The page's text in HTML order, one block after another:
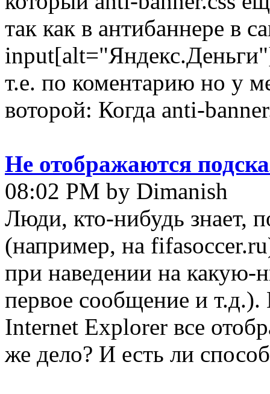
так как в антибаннере в
т.е. по коментарию но у
воторой: Когда anti-
Не отображаются
08:02 PM by Dimanish
Люди, кто-нибудь знает,
(например, на
при наведении на какую-
первое сообщение и
Internet Explorer все
же дело? И есть ли